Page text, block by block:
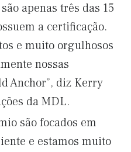
apenas três das 15
a certificação.
e muito orgulhosos
nossas
Anchor”, diz Kerry
da MDL.
são focados em
e estamos muito